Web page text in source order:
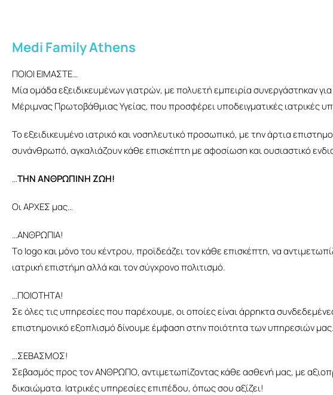
Medi Family Athens
ΠΟΙΟΙ ΕΙΜΑΣΤΕ…
Μία ομάδα εξειδικευμένων γιατρών, με πολυετή εμπειρία συνεργάστηκαν
Μέριμνας Πρωτοβάθμιας Υγείας, που προσφέρει υποδειγματικές ιατρικές
Το εξειδικευμένο ιατρικό και νοσηλευτικό προσωπικό, με την άρτια
συνάνθρωπό, αγκαλιάζουν κάθε επισκέπτη με αφοσίωση και ουσιαστικό
…ΤΗΝ ΑΝΘΡΩΠΙΝΗ ΖΩΗ!
Οι ΑΡΧΕΣ μας…
…ΑΝΘΡΩΠΙΑ!
Tο logo και μόνο του κέντρου, προϊδεάζει τον κάθε επισκέπτη, να
ιατρική επιστήμη αλλά και τον σύγχρονο πολιτισμό.
…ΠΟΙΟΤΗΤΑ!
Σε όλες τις υπηρεσίες που παρέχουμε, οι οποίες είναι άρρηκτα
επιστημονικό εξοπλισμό δίνουμε έμφαση στην ποιότητα των υπηρεσιών μας.
…ΣΕΒΑΣΜΟΣ!
Σεβασμός προς τον ΑΝΘΡΩΠΟ, αντιμετωπίζοντας κάθε ασθενή μας, με
δικαιώματα. Ιατρικές υπηρεσίες επιπέδου, όπως σου αξίζει!